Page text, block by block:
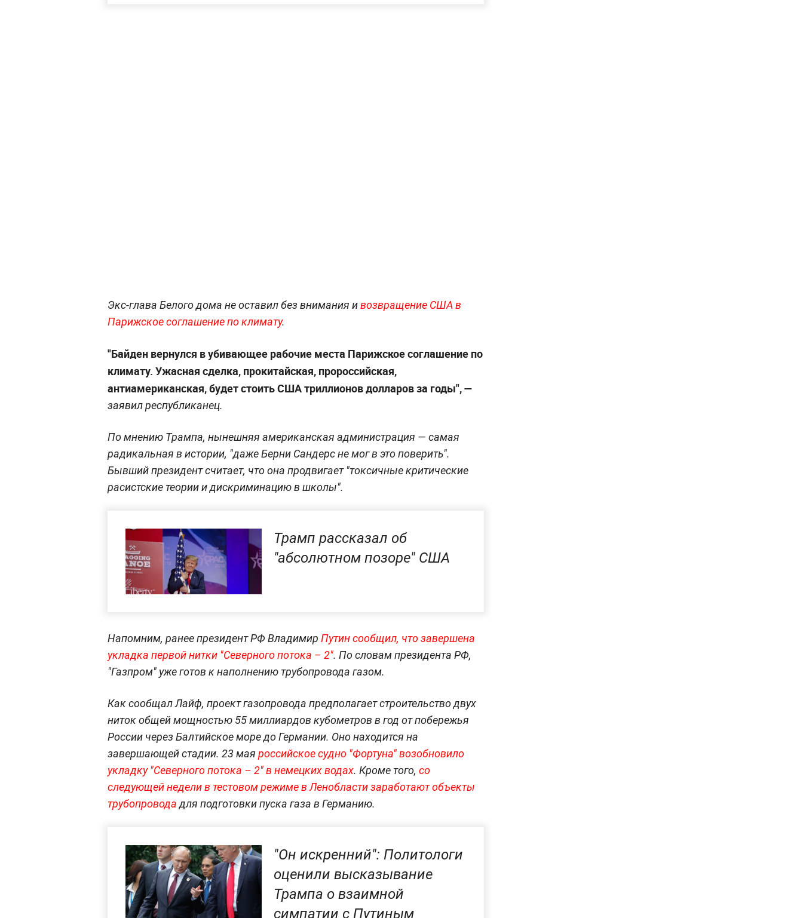
Экс-глава Белого дома не оставил без внимания ивозвращение США в
Парижское соглашение по климату.
"Байден вернулся в убивающее рабочие места Парижское соглашение по
климату. Ужасная сделка, прокитайская, пророссийская,
антиамериканская, будет стоить США триллионов долларов за годы", —
заявил республиканец.
По мнению Трампа, нынешняя американская администрация — самая
радикальная в истории, "даже Берни Сандерс не мог в это поверить".
Бывший президент считает, что она продвигает "токсичные критические
расистские теории и дискриминацию в школы".
Трамп рассказал об
"абсолютном позоре" США
Напомним, ранее президент РФ Владимир Путин сообщил, что завершена
укладка первой нитки "Северного потока – 2". По словам президента РФ,
"Газпром" уже готов к наполнению трубопровода газом.
Как сообщал Лайф, проект газопровода предполагает строительство двух
ниток общей мощностью 55 миллиардов кубометров в год от побережья
России через Балтийское море до Германии. Оно находится на
завершающей стадии. 23 мая российское судно "Фортуна" возобновило
укладку "Северного потока – 2" в немецких водах. Кроме того, со
следующей недели в тестовом режиме в Ленобласти заработают объекты
трубопровода для подготовки пуска газа в Германию.
"Он искренний": Политологи
оценили высказывание
Трампа о взаимной
симпатии с Путиным